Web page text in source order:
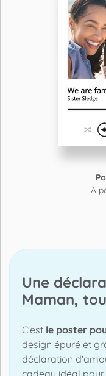
A
Une
Maman,
C'est le poster
design épuré et
déclaration
cadeau idéal pour